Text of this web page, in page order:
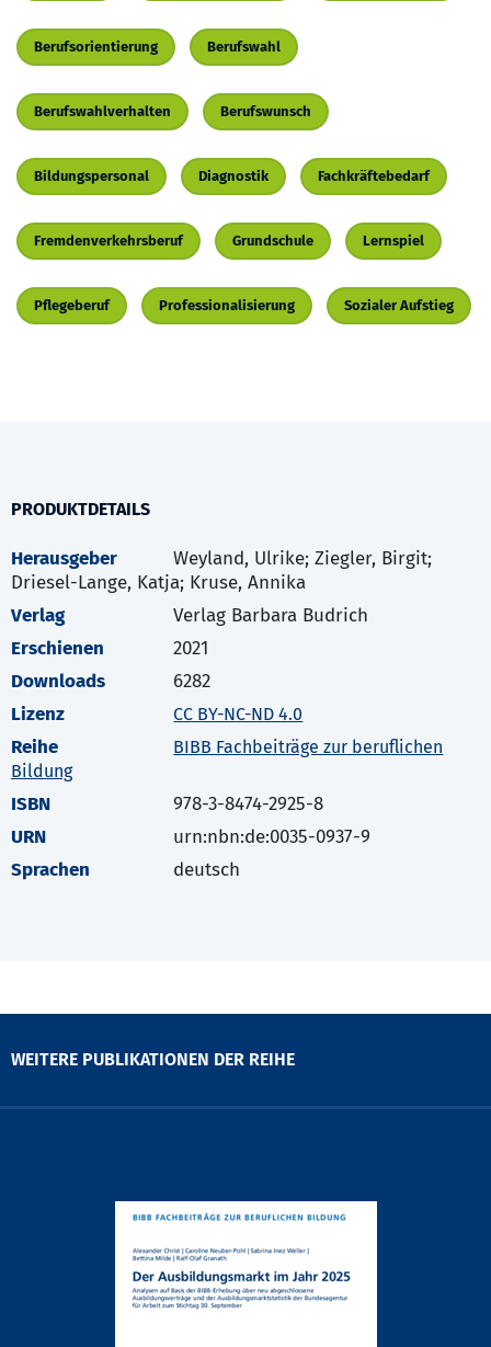
Berufsorientierung Berufswahl
Berufswahlverhalten Berufswunsch
Bildungspersonal Diagnostik Fachkräftebedarf
Fremdenverkehrsberuf Grundschule Lernspiel
Pflegeberuf Professionalisierung Sozialer Aufstieg
PRODUKTDETAILS
Herausgeber
Weyland, Ulrike; Ziegler, Birgit;
Driesel-Lange, Katja; Kruse, Annika
Verlag
Verlag Barbara Budrich
Erschienen
2021
Downloads
6282
Lizenz
CC BY-NC-ND 4.0
Reihe
BIBB Fachbeiträge zur beruflichen
Bildung
ISBN
978-3-8474-2925-8
URN
urn:nbn:de:0035-0937-9
Sprachen
deutsch
WEITERE PUBLIKATIONEN DER REIHE